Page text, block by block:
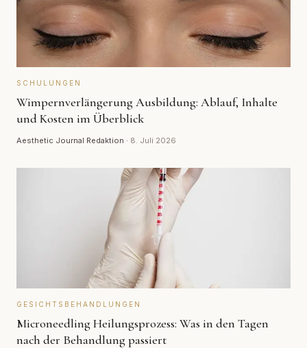
SCHULUNGEN
Wimpernverlängerung Ausbildung: Ablauf, Inhalte
und Kosten im Überblick
Aesthetic Journal Redaktion · 8. Juli 2026
GESICHTSBEHANDLUNGEN
Microneedling Heilungsprozess: Was in den Tagen
nach der Behandlung passiert